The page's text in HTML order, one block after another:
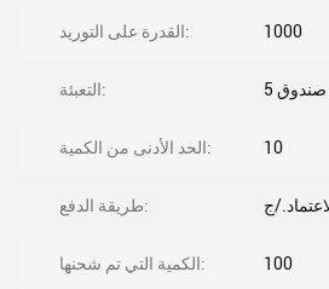
القدرة على التوريد: 1000
التعبئة:
الحد الأدنى من الكمية: 10
طريقة الدفع: ج
الكمية التي تم شحنها: 100